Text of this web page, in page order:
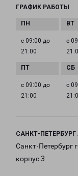
ГРАФИК РАБОТЫ
с 09:00 до
21:00
с
с 09:00 до
21:00
с
САНКТ-
Санкт-Петербург
корпус 3